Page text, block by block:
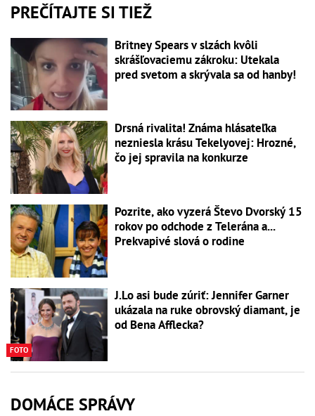
PREČÍTAJTE SI TIEŽ
Britney Spears v slzách kvôli
skrášľovaciemu zákroku: Utekala
pred svetom a skrývala sa od hanby!
Drsná rivalita! Známa hlásateľka
nezniesla krásu Tekelyovej: Hrozné,
čo jej spravila na konkurze
Pozrite, ako vyzerá Števo Dvorský 15
rokov po odchode z Telerána a...
Prekvapivé slová o rodine
FOTO
J.Lo asi bude zúriť: Jennifer Garner
ukázala na ruke obrovský diamant, je
od Bena Afflecka?
DOMÁCE SPRÁVY